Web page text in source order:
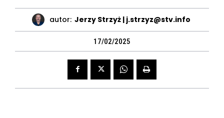
autor: Jerzy Strzyż | j.strzyz@stv.info
17/02/2025